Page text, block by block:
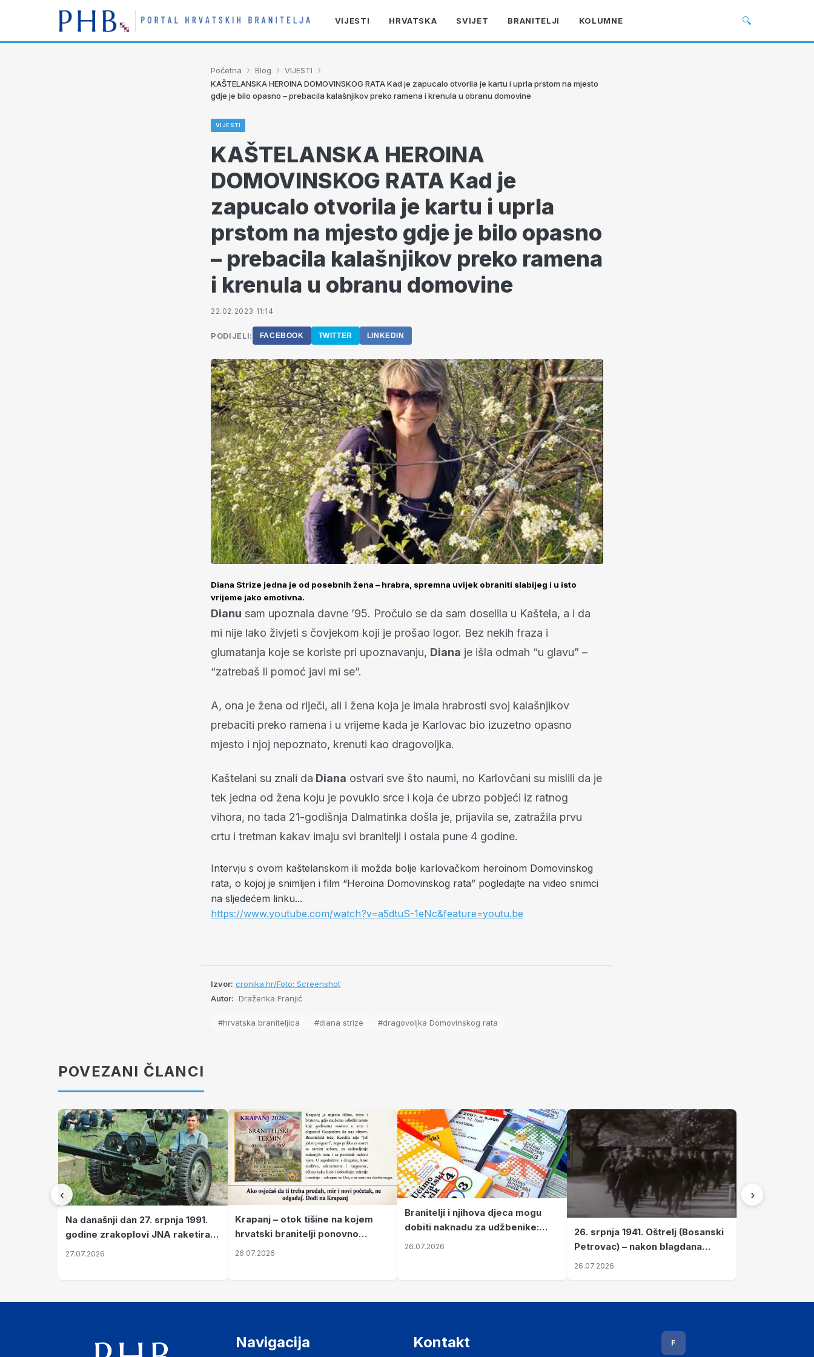
VIJESTI HRVATSKA SVIJET BRANITELJI KOLUMNE 🔍
Početna › Blog › VIJESTI ›
KAŠTELANSKA HEROINA DOMOVINSKOG RATA Kad je zapucalo otvorila je kartu i uprla prstom na mjesto
gdje je bilo opasno – prebacila kalašnjikov preko ramena i krenula u obranu domovine
VIJESTI
KAŠTELANSKA HEROINA
DOMOVINSKOG RATA Kad je
zapucalo otvorila je kartu i uprla
prstom na mjesto gdje je bilo opasno
– prebacila kalašnjikov preko ramena
i krenula u obranu domovine
22.02.2023 11:14
PODIJELI: FACEBOOK TWITTER LINKEDIN
Diana Strize jedna je od posebnih žena – hrabra, spremna uvijek obraniti slabijeg i u isto
vrijeme jako emotivna.
Dianu sam upoznala davne ’95. Pročulo se da sam doselila u Kaštela, a i da
mi nije lako živjeti s čovjekom koji je prošao logor. Bez nekih fraza i
glumatanja koje se koriste pri upoznavanju, Diana je išla odmah “u glavu” –
“zatrebaš li pomoć javi mi se”.
A, ona je žena od riječi, ali i žena koja je imala hrabrosti svoj kalašnjikov
prebaciti preko ramena i u vrijeme kada je Karlovac bio izuzetno opasno
mjesto i njoj nepoznato, krenuti kao dragovoljka.
Kaštelani su znali da Diana ostvari sve što naumi, no Karlovčani su mislili da je
tek jedna od žena koju je povuklo srce i koja će ubrzo pobjeći iz ratnog
vihora, no tada 21-godišnja Dalmatinka došla je, prijavila se, zatražila prvu
crtu i tretman kakav imaju svi branitelji i ostala pune 4 godine.
Intervju s ovom kaštelanskom ili možda bolje karlovačkom heroinom Domovinskog
rata, o kojoj je snimljen i film “Heroina Domovinskog rata” pogledajte na video snimci
na sljedećem linku...
https://www.youtube.com/watch?v=a5dtuS-1eNc&feature=youtu.be
Izvor: cronika.hr/Foto: Screenshot
Autor: Draženka Franjić
#hrvatska braniteljica #diana strize #dragovoljka Domovinskog rata
POVEZANI ČLANCI
‹
Na današnji dan 27. srpnja 1991.
godine zrakoplovi JNA raketirali
su vojarnu i obučni centar "Nikola
27.07.2026
Krapanj – otok tišine na kojem
hrvatski branitelji ponovno
pronalaze mir
26.07.2026
Branitelji i njihova djeca mogu
dobiti naknadu za udžbenike:
zahtjevi se podnose do 31.
26.07.2026
26. srpnja 1941. Oštrelj (Bosanski
Petrovac) – nakon blagdana
Svete Ane izvršen napad srpskih
26.07.2026
›
Navigacija Kontakt F